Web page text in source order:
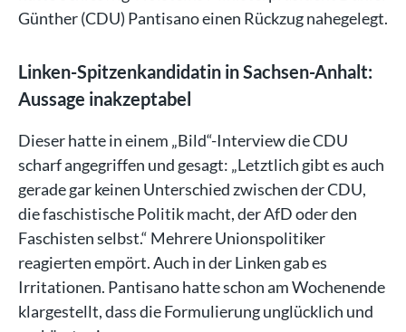
Günther (CDU) Pantisano einen Rückzug nahegelegt.
Linken-Spitzenkandidatin in Sachsen-Anhalt:
Aussage inakzeptabel
Dieser hatte in einem „Bild“-Interview die CDU
scharf angegriffen und gesagt: „Letztlich gibt es auch
gerade gar keinen Unterschied zwischen der CDU,
die faschistische Politik macht, der AfD oder den
Faschisten selbst.“ Mehrere Unionspolitiker
reagierten empört. Auch in der Linken gab es
Irritationen. Pantisano hatte schon am Wochenende
klargestellt, dass die Formulierung unglücklich und